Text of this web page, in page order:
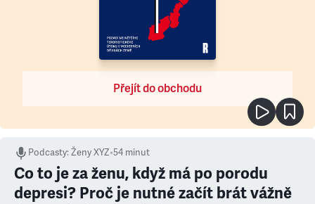
Přejít do obchodu
Podcasty:Ženy XYZ•54 minut
Co to je za ženu, když má po porodu
depresi? Proč je nutné začít brát vážně